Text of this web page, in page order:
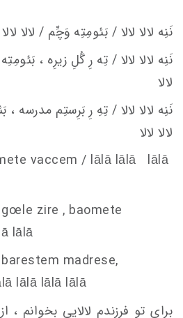
نَنِه لالا لالا / بَئومِتِه وَچِّم / لالا
نَنِه لالا لالا / تِه رِ گُلِ زيرِه ،
لالا
نَنِه لالا لالا / تِهِ رِ بَرِستِم مدرسه ،
لالا لالا
vaccem / lālā lālā lālā
oele zire , baomete
lālā
madrese,
lālā lālā lālā
برای تو فرزندم لالایی بخوانم ،